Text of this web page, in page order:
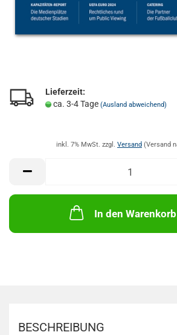
Lieferzeit:
ca. 3-4 Tage (Ausland abweichend)
inkl. 7% MwSt. zzgl. Versand
In den Warenkorb
BESCHREIBUNG